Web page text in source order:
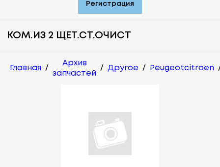
Регистрация
КОМ.ИЗ 2 ЩЕТ.СТ.ОЧИСТ
Главная /
Архив
запчастей
/ Другое / Peugeotcitroen